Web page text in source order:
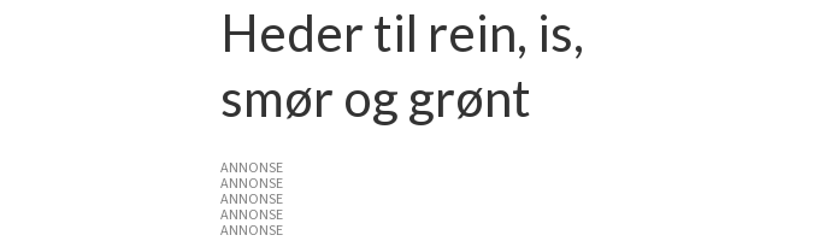
Heder til rein, is,
smør og grønt
ANNONSE
ANNONSE
ANNONSE
ANNONSE
ANNONSE